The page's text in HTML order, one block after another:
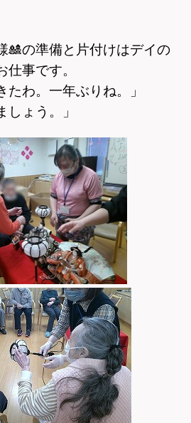
🎎の準備と片付けはデイの
仕事です。
たわ。一年ぶりね。」
しょう。」